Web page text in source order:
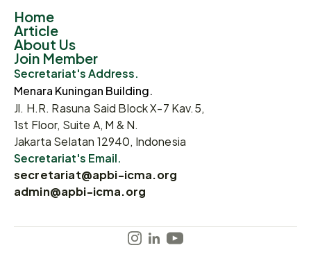
Home
Article
About Us
Join Member
Secretariat's Address.
Menara Kuningan Building.
Jl. H.R. Rasuna Said Block X-7 Kav.5,
1st Floor, Suite A, M & N.
Jakarta Selatan 12940, Indonesia
Secretariat's Email.
secretariat@apbi-icma.org
admin@apbi-icma.org